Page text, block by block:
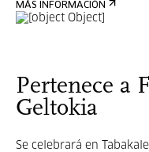
MÁS INFORMACIÓN
Pertenece a
Geltokia
Se celebrará en